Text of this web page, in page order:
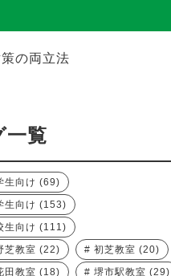
の両立法
一覧
生向け (69)
生向け (153)
生向け (111)
芝教室 (22) 初芝教室 (20)
田教室 (18) 堺市駅教室 (29)